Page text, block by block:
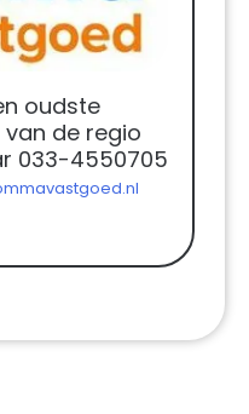
oudste
de regio
033-4550705